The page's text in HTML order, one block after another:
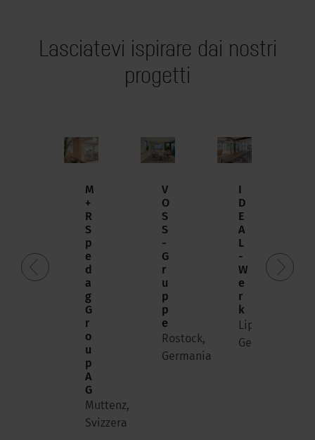
Lasciatevi ispirare dai nostri
progetti
M
+
R
S
p
e
d
a
g
G
r
o
u
p
A
G
Muttenz,
Svizzera
V
O
S
S
-
G
r
u
p
p
e
Rostock,
Germania
D
E
A
L
-
W
e
r
k
Lippstadt,
Germania